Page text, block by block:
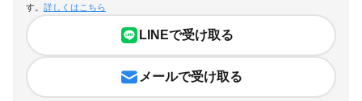
す。 詳しくはこちら
LINEで受け取る
メールで受け取る